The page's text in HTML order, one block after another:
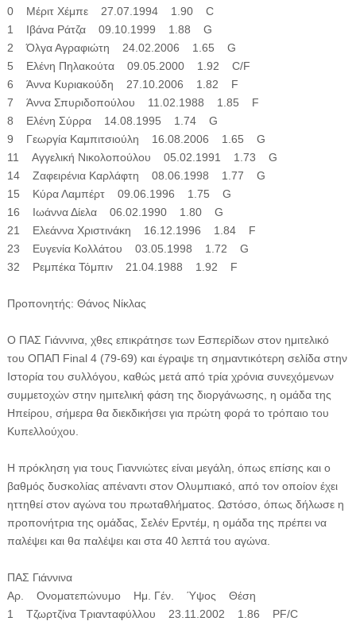
0 Μέριτ Χέμπε 27.07.1994 1.90 C
1 Ιβάνα Ράτζα 09.10.1999 1.88 G
2 Όλγα Αγραφιώτη 24.02.2006 1.65 G
5 Ελένη Πηλακούτα 09.05.2000 1.92 C/F
6 Άννα Κυριακούδη 27.10.2006 1.82 F
7 Άννα Σπυριδοπούλου 11.02.1988 1.85 F
8 Ελένη Σύρρα 14.08.1995 1.74 G
9 Γεωργία Καμπιτσιούλη 16.08.2006 1.65 G
11 Αγγελική Νικολοπούλου 05.02.1991 1.73 G
14 Ζαφειρένια Καρλάφτη 08.06.1998 1.77 G
15 Κύρα Λαμπέρτ 09.06.1996 1.75 G
16 Ιωάννα Δίελα 06.02.1990 1.80 G
21 Ελεάννα Χριστινάκη 16.12.1996 1.84 F
23 Ευγενία Κολλάτου 03.05.1998 1.72 G
32 Ρεμπέκα Τόμπιν 21.04.1988 1.92 F
Προπονητής: Θάνος Νίκλας
Ο ΠΑΣ Γιάννινα, χθες επικράτησε των Εσπερίδων στον ημιτελικό
του ΟΠΑΠ Final 4 (79-69) και έγραψε τη σημαντικότερη σελίδα στην
Ιστορία του συλλόγου, καθώς μετά από τρία χρόνια συνεχόμενων
συμμετοχών στην ημιτελική φάση της διοργάνωσης, η ομάδα της
Ηπείρου, σήμερα θα διεκδικήσει για πρώτη φορά το τρόπαιο του
Κυπελλούχου.
Η πρόκληση για τους Γιαννιώτες είναι μεγάλη, όπως επίσης και ο
βαθμός δυσκολίας απέναντι στον Ολυμπιακό, από τον οποίον έχει
ηττηθεί στον αγώνα του πρωταθλήματος. Ωστόσο, όπως δήλωσε η
προπονήτρια της ομάδας, Σελέν Ερντέμ, η ομάδα της πρέπει να
παλέψει και θα παλέψει και στα 40 λεπτά του αγώνα.
ΠΑΣ Γιάννινα
Αρ. Ονοματεπώνυμο Ημ. Γέν. Ύψος Θέση
1 Τζωρτζίνα Τριανταφύλλου 23.11.2002 1.86 PF/C